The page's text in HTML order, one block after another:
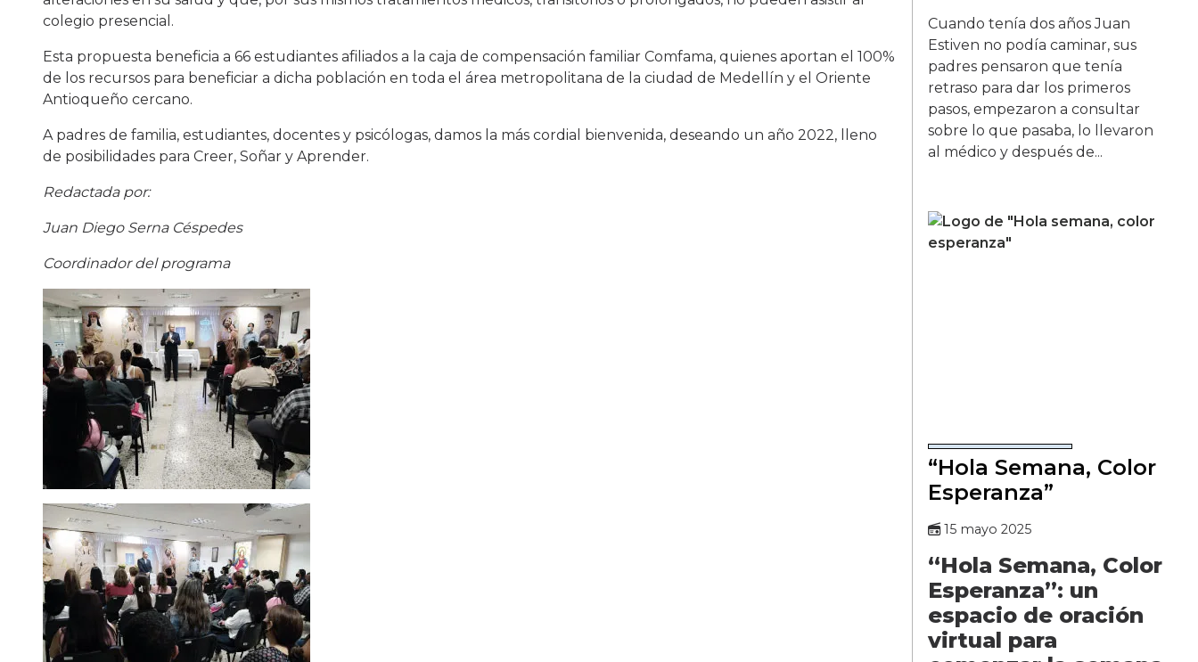
colegio presencial.
Esta propuesta beneficia a 66 estudiantes afiliados a la caja de compensación familiar Comfama, quienes aportan el 100%
de los recursos para beneficiar a dicha población en toda el área metropolitana de la ciudad de Medellín y el Oriente
Antioqueño cercano.
A padres de familia, estudiantes, docentes y psicólogas, damos la más cordial bienvenida, deseando un año 2022, lleno
de posibilidades para Creer, Soñar y Aprender.
Redactada por:
Juan Diego Serna Céspedes
Coordinador del programa
Cuando tenía dos años Juan
Estiven no podía caminar, sus
padres pensaron que tenía
retraso para dar los primeros
pasos, empezaron a consultar
sobre lo que pasaba, lo llevaron
al médico y después de...
“Hola Semana, Color
Esperanza”
15 mayo 2025
“Hola Semana, Color
Esperanza”: un
espacio de oración
virtual para